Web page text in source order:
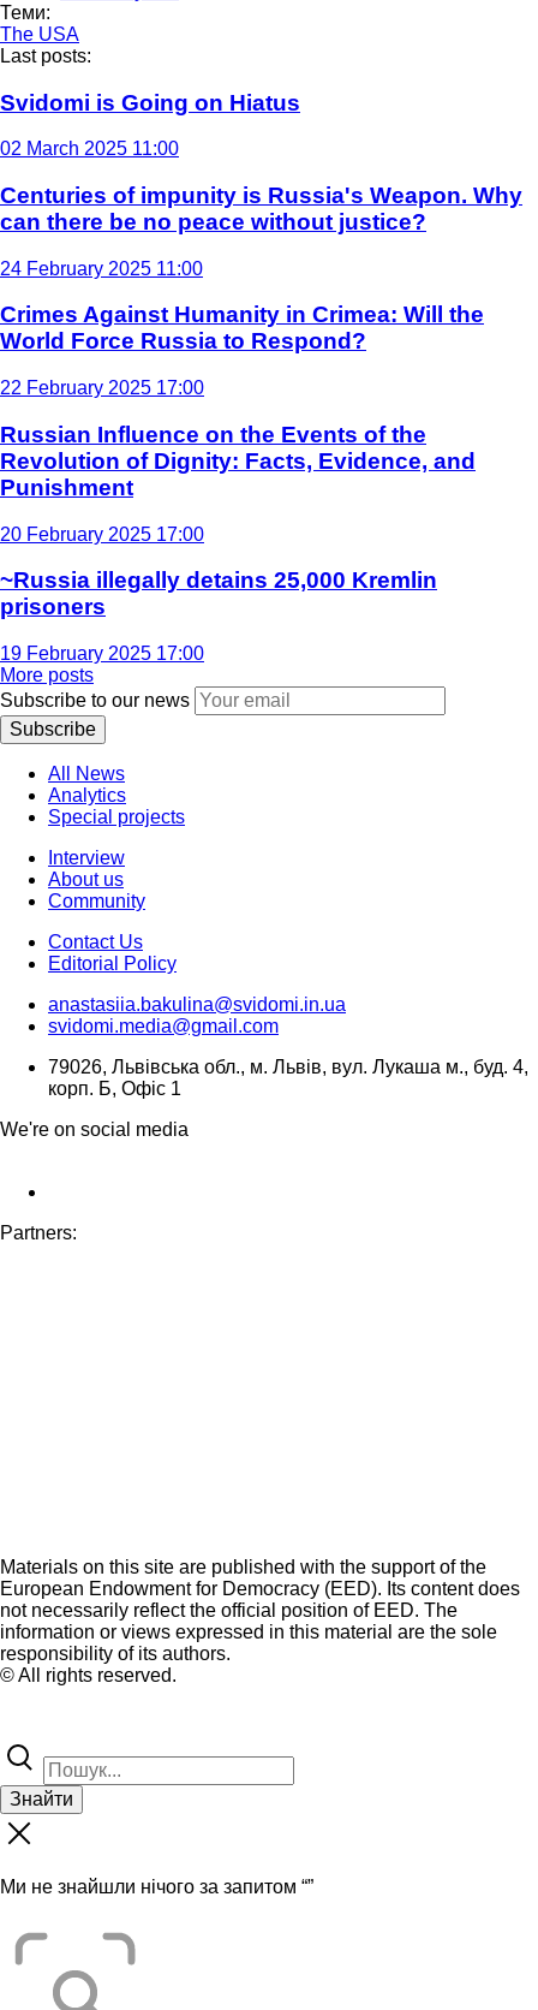
Теми:
The USA
Last posts:
Svidomi is Going on Hiatus
02 March 2025 11:00
Centuries of impunity is Russia's Weapon. Why
can there be no peace without justice?
24 February 2025 11:00
Crimes Against Humanity in Crimea: Will the
World Force Russia to Respond?
22 February 2025 17:00
Russian Influence on the Events of the
Revolution of Dignity: Facts, Evidence, and
Punishment
20 February 2025 17:00
~Russia illegally detains 25,000 Kremlin
prisoners
19 February 2025 17:00
More posts
Subscribe to our news
Subscribe
All News
Analytics
Special projects
Interview
About us
Community
Contact Us
Editorial Policy
anastasiia.bakulina@svidomi.in.ua
svidomi.media@gmail.com
79026, Львівська обл., м. Львів, вул. Лукаша м., буд. 4,
корп. Б, Офіс 1
We're on social media
Partners:
Materials on this site are published with the support of the
European Endowment for Democracy (EED). Its content does
not necessarily reflect the official position of EED. The
information or views expressed in this material are the sole
responsibility of its authors.
© All rights reserved.
Знайти
Ми не знайшли нічого за запитом “”